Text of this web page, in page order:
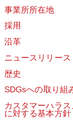
事業所所在地
採用
沿革
ニュースリリース
歴史
SDGsへの取り組
カスタマーハラス
に対する基本方針